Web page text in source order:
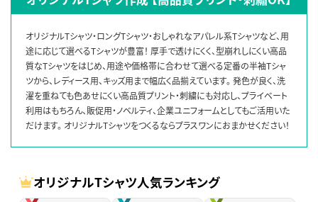
オリジナルTシャツ・ロングTシャツ・おしゃれなアパレル系Tシャツなど、用
途に応じて選べるTシャツが豊富！ 厚手で透けにくく、型崩れしにくい高品
質なTシャツをはじめ、用途や価格帯に合わせて選べる定番の半袖Tシャ
ツから、レディース用、キッズ用まで幅広く品揃えています。 発色が良く、洗
濯を重ねても色あせにくい高品質プリント・刺繍にも対応し、プライベート
利用はもちろん、販促用・ノベルティ、企業ユニフォームとしてもご活用いた
だけます。 オリジナルTシャツをつくるならプラスワンにおまかせください！
オリジナルTシャツ人気ランキング